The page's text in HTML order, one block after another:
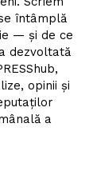
întâmplă
— și de ce
dezvoltată
opinii și
a